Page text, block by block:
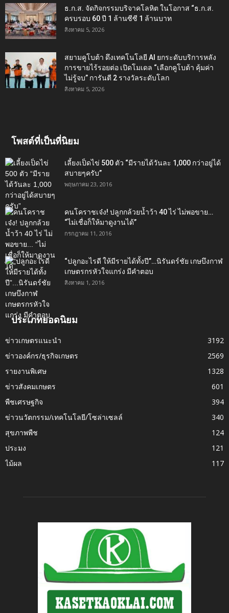
ธ.ก.ส. จัดกิจกรรมบริจาคโลหิต ในโอกาส “ธ.ก.ส.
ครบรอบ 60 ปี 1 ล้านซีซี 1 ล้านบาท
สิงหาคม 5, 2026
สยามคูโบต้า ดึงเทคโนโลยี AI ยกระดับบริการหลัง
การขายไร้รอยต่อ เปิดโมเดล “เลือกคูโบต้า คุ้มค่า
ไม่รู้จบ” การันตี 2 รางวัลระดับโลก
สิงหาคม 5, 2026
โพสต์ที่เป็นที่นิยม
เลี้ยงเป็ดไข่ 500 ตัว “มีรายได้วันละ 1,000 กว่าอยู่ได้
สบายๆครับ”
พฤษภาคม 23, 2016
คนโคราชเจ๋ง! ปลูกกล้วยน้ำว้า 40 ไร่ ไม่พอขาย…
“ไม่เชื่อก็ให้มาดูงานได้”‬
กรกฎาคม 11, 2016
“ปลูกอะไรดี ให้มีรายได้ทั้งปี”…นิรันดร์ชัย เกษบึงกาฬ
เกษตรกรหัวใจแกร่ง มีคำตอบ
สิงหาคม 1, 2016
ประเภทยอดนิยม
ข่าวเกษตรแนะนำ
3192
ข่าวองค์กร/ธุรกิจเกษตร
2569
รายงานพิเศษ
1328
ข่าวสังคมเกษตร
601
พืชเศรษฐกิจ
394
ข่าวนวัตกรรม/เทคโนโลยี/โซล่าเซลล์
340
สุขภาพพืช
124
ประมง
121
ไม้ผล
117